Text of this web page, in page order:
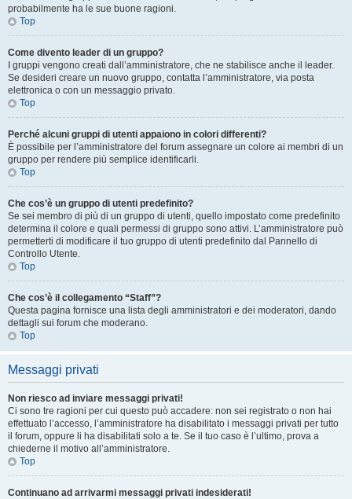
probabilmente ha le sue buone ragioni.
Top
Come divento leader di un gruppo?
I gruppi vengono creati dall’amministratore, che ne stabilisce anche il leader.
Se desideri creare un nuovo gruppo, contatta l’amministratore, via posta
elettronica o con un messaggio privato.
Top
Perché alcuni gruppi di utenti appaiono in colori differenti?
È possibile per l’amministratore del forum assegnare un colore ai membri di un
gruppo per rendere più semplice identificarli.
Top
Che cos’è un gruppo di utenti predefinito?
Se sei membro di più di un gruppo di utenti, quello impostato come predefinito
determina il colore e quali permessi di gruppo sono attivi. L’amministratore può
permetterti di modificare il tuo gruppo di utenti predefinito dal Pannello di
Controllo Utente.
Top
Che cos’è il collegamento “Staff”?
Questa pagina fornisce una lista degli amministratori e dei moderatori, dando
dettagli sui forum che moderano.
Top
Messaggi privati
Non riesco ad inviare messaggi privati!
Ci sono tre ragioni per cui questo può accadere: non sei registrato o non hai
effettuato l’accesso, l’amministratore ha disabilitato i messaggi privati per tutto
il forum, oppure li ha disabilitati solo a te. Se il tuo caso è l’ultimo, prova a
chiederne il motivo all’amministratore.
Top
Continuano ad arrivarmi messaggi privati indesiderati!